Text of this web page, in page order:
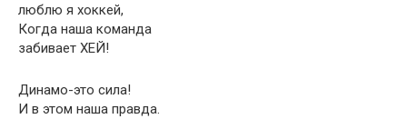
люблю я хоккей,
Когда наша команда
забивает ХЕЙ!
Динамо-это сила!
И в этом наша правда.